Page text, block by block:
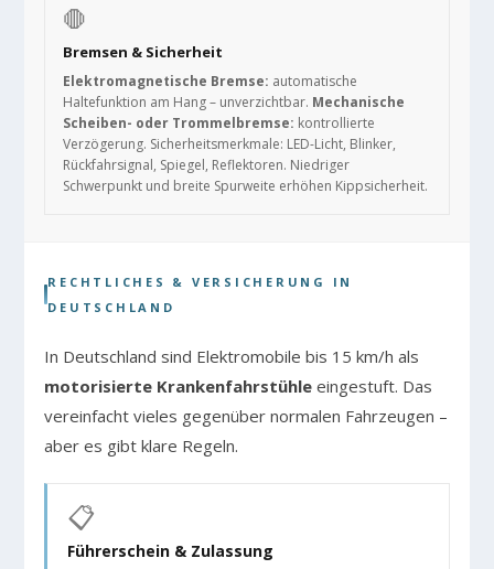
🛑
Bremsen & Sicherheit
Elektromagnetische Bremse: automatische
Haltefunktion am Hang – unverzichtbar. Mechanische
Scheiben- oder Trommelbremse: kontrollierte
Verzögerung. Sicherheitsmerkmale: LED-Licht, Blinker,
Rückfahrsignal, Spiegel, Reflektoren. Niedriger
Schwerpunkt und breite Spurweite erhöhen Kippsicherheit.
RECHTLICHES & VERSICHERUNG IN
DEUTSCHLAND
In Deutschland sind Elektromobile bis 15 km/h als
motorisierte Krankenfahrstühle eingestuft. Das
vereinfacht vieles gegenüber normalen Fahrzeugen –
aber es gibt klare Regeln.
📋
Führerschein & Zulassung